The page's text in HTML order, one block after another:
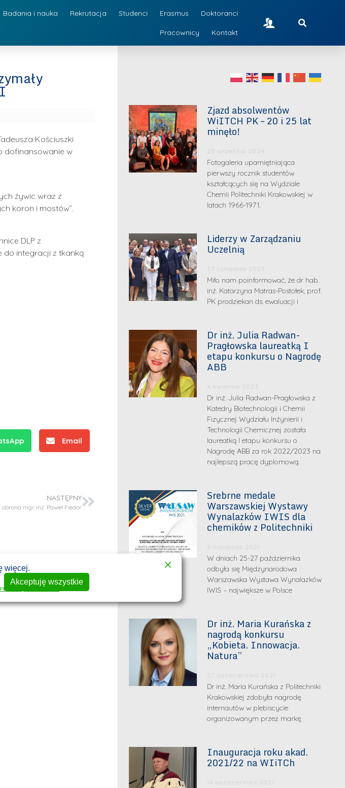
Badania i nauka Rekrutacja Studenci Erasmus Doktoranci
Pracownicy Kontakt
Kościuszki
dofinansowanie w
żywic wraz z
koron i mostów”.
DLP z
integracji z tkanką
Email
NASTĘPNY
mgr inż. Paweł Fiedor
Zjazd absolwentów
WiITCH PK – 20 i 25 lat
minęło!
23 września 2024
Fotogaleria upamiętniająca
pierwszy rocznik studentów
kształcących się na Wydziale
Chemii Politechniki Krakowskiej w
latach 1966-1971.
Liderzy w Zarządzaniu
Uczelnią
27 listopada 2023
Miło nam poinformować, że dr hab.
inż. Katarzyna Matras-Postołek, prof.
PK prodziekan ds. ewaluacji i
Dr inż. Julia Radwan-
Pragłowska laureatką I
etapu konkursu o Nagrodę
ABB
4 kwietnia 2023
Dr inż. Julia Radwan-Pragłowska z
Katedry Biotechnologii i Chemii
Fizycznej Wydziału Inżynierii i
Technologii Chemicznej została
laureatką I etapu konkursu o
Nagrodę ABB za rok 2022/2023 na
najlepszą pracę dyplomową.
Srebrne medale
Warszawskiej Wystawy
Wynalazków IWIS dla
chemików z Politechniki
5 listopada 2021
W dniach 25-27 października
odbyła się Międzynarodowa
Warszawska Wystawa Wynalazków
IWIS – największe w Polsce
Dr inż. Maria Kurańska z
nagrodą konkursu
„Kobieta. Innowacja.
Natura”
27 października 2021
Dr inż. Maria Kurańska z Politechniki
Krakowskiej zdobyła nagrodę
internautów w plebiscycie
organizowanym przez markę
Inauguracja roku akad.
2021/22 na WIiTCh
14 października 2021
więcej.
Akceptuję wszystkie
Compliance Platform